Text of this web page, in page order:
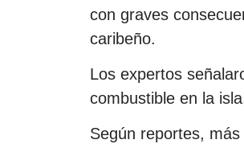
con graves
caribeño.
Los expertos
combustible en la
Según reportes,